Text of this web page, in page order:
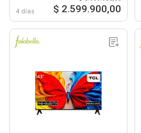
4 días $ 2.599.900,00